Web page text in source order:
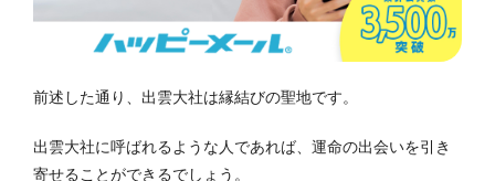
前述した通り、出雲大社は縁結びの聖地です。
出雲大社に呼ばれるような人であれば、運命の出会いを引き
寄せることができるでしょう。